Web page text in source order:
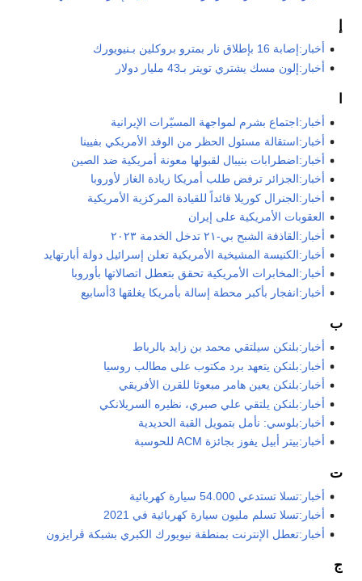
إ
أخبار:إصابة 16 بإطلاق نار بمترو بروكلين بـنيويورك
أخبار:إلون مسك يشتري تويتر بـ43 مليار دولار
أخبار:اجتماع بشرم لمواجهة المسيّرات الإيرانية
أخبار:استقالة مسئول الحظر من الوفد الأمريكي بفيينا
أخبار:اضطرابات بنيبال لقبولها معونة أمريكية ضد الصين
أخبار:الجزائر ترفض طلب أمريكا زيادة الغاز لأوروبا
أخبار:الجنرال كوريلا قائداً للقيادة المركزية الأمريكية
العقوبات الأمريكية على إيران
أخبار:القاذفة الشبح بي-٢١ تدخل الخدمة ٢٠٢٣
أخبار:الكنيسة المشيخية الأمريكية تعلن إسرائيل دولة أبارتهايد
أخبار:المخابرات الأمريكية تحقق بتعطل اتصالاتها بأوروبا
أخبار:انفجار بأكبر محطة إسالة بأمريكا يغلقها 3أسابيع
ب
أخبار:بلنكن سيلتقي محمد بن زايد بالرباط
أخبار:بلنكن يتعهد برد مكتوب على مطالب روسيا
أخبار:بلنكن يعين هامر مبعوثا للقرن الأفريقي
أخبار:بلنكن يلتقي علي صبري، نظيره السريلانكي
أخبار:بلوسي: نأمل بتمويل القبة الحديدية
أخبار:بيتر أبيل يفوز بجائزة ACM للحوسبة
ت
أخبار:تسلا تستدعي 54.000 سيارة كهربائية
أخبار:تسلا تسلم مليون سيارة كهربائية في 2021
أخبار:تعطل الإنترنت بمنطقة نيويورك الكبري بشبكة ڤرايزون
ج